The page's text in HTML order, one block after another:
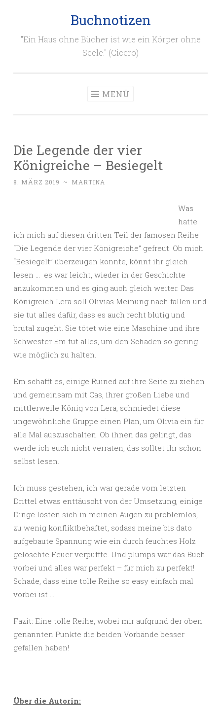
Buchnotizen
"Ein Haus ohne Bücher ist wie ein Körper ohne
Seele." (Cicero)
MENÜ
Die Legende der vier
Königreiche – Besiegelt
8. MÄRZ 2019 ~ MARTINA
Was
hatte
ich mich auf diesen dritten Teil der famosen Reihe
“Die Legende der vier Königreiche” gefreut. Ob mich
“Besiegelt” überzeugen konnte, könnt ihr gleich
lesen … es war leicht, wieder in der Geschichte
anzukommen und es ging auch gleich weiter. Das
Königreich Lera soll Olivias Meinung nach fallen und
sie tut alles dafür, dass es auch recht blutig und
brutal zugeht. Sie tötet wie eine Maschine und ihre
Schwester Em tut alles, um den Schaden so gering
wie möglich zu halten.
Em schafft es, einige Ruined auf ihre Seite zu ziehen
und gemeinsam mit Cas, ihrer großen Liebe und
mittlerweile König von Lera, schmiedet diese
ungewöhnliche Gruppe einen Plan, um Olivia ein für
alle Mal auszuschalten. Ob ihnen das gelingt, das
werde ich euch nicht verraten, das solltet ihr schon
selbst lesen.
Ich muss gestehen, ich war gerade vom letzten
Drittel etwas enttäuscht von der Umsetzung, einige
Dinge lösten sich in meinen Augen zu problemlos,
zu wenig konfliktbehaftet, sodass meine bis dato
aufgebaute Spannung wie ein durch feuchtes Holz
gelöschte Feuer verpuffte. Und plumps war das Buch
vorbei und alles war perfekt – für mich zu perfekt!
Schade, dass eine tolle Reihe so easy einfach mal
vorbei ist …
Fazit: Eine tolle Reihe, wobei mir aufgrund der oben
genannten Punkte die beiden Vorbände besser
gefallen haben!
Über die Autorin: